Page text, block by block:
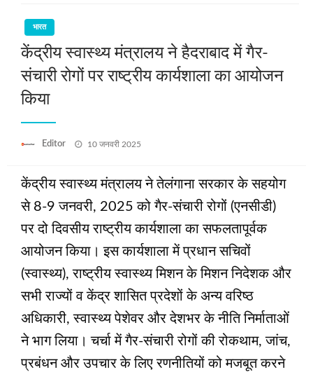
भारत
केंद्रीय स्वास्थ्य मंत्रालय ने हैदराबाद में गैर-
संचारी रोगों पर राष्ट्रीय कार्यशाला का आयोजन
किया
Editor
Posted
10 जनवरी 2025
केंद्रीय स्वास्थ्य मंत्रालय ने तेलंगाना सरकार के सहयोग
से 8-9 जनवरी, 2025 को गैर-संचारी रोगों (एनसीडी)
पर दो दिवसीय राष्ट्रीय कार्यशाला का सफलतापूर्वक
आयोजन किया। इस कार्यशाला में प्रधान सचिवों
(स्वास्थ्य), राष्ट्रीय स्वास्थ्य मिशन के मिशन निदेशक और
सभी राज्यों व केंद्र शासित प्रदेशों के अन्य वरिष्ठ
अधिकारी, स्वास्थ्य पेशेवर और देशभर के नीति निर्माताओं
ने भाग लिया। चर्चा में गैर-संचारी रोगों की रोकथाम, जांच,
प्रबंधन और उपचार के लिए रणनीतियों को मजबूत करने